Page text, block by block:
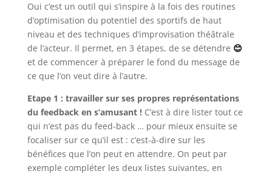
Oui c’est un outil qui s’inspire à la fois des routines
d’optimisation du potentiel des sportifs de haut
niveau et des techniques d’improvisation théâtrale
de l’acteur. Il permet, en 3 étapes, de se détendre 😊
et de commencer à préparer le fond du message de
ce que l’on veut dire à l’autre.
Etape 1 : travailler sur ses propres représentations
du feedback en s’amusant !C’est à dire lister tout ce
qui n’est pas du feed-back … pour mieux ensuite se
focaliser sur ce qu’il est : c’est-à-dire sur les
bénéfices que l’on peut en attendre. On peut par
exemple compléter les deux listes suivantes, en